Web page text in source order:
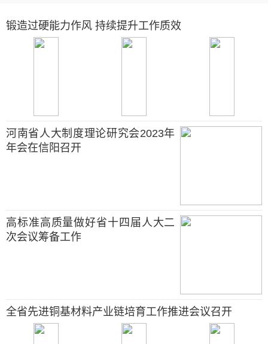
锻造过硬能力作风 持续提升工作质效
河南省人大制度理论研究会2023年
年会在信阳召开
高标准高质量做好省十四届人大二
次会议筹备工作
全省先进铜基材料产业链培育工作推进会议召开